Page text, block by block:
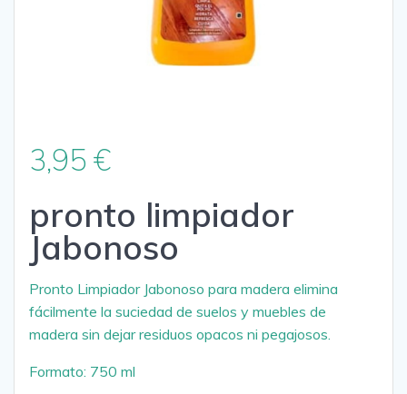
3,95 €
pronto limpiador
Jabonoso
Pronto Limpiador Jabonoso para madera elimina
fácilmente la suciedad de suelos y muebles de
madera sin dejar residuos opacos ni pegajosos.
Formato: 750 ml